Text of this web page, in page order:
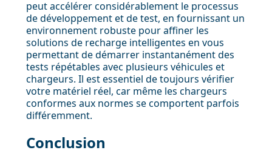
peut accélérer considérablement le processus
de développement et de test, en fournissant un
environnement robuste pour affiner les
solutions de recharge intelligentes en vous
permettant de démarrer instantanément des
tests répétables avec plusieurs véhicules et
chargeurs. Il est essentiel de toujours vérifier
votre matériel réel, car même les chargeurs
conformes aux normes se comportent parfois
différemment.
Conclusion